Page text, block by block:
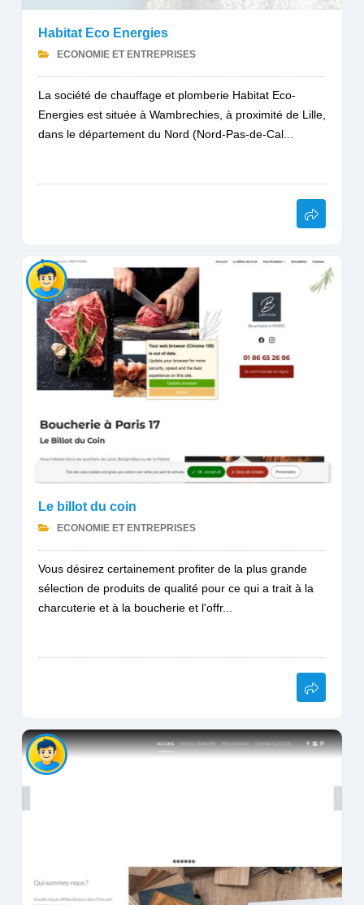
Habitat Eco Energies
ECONOMIE ET ENTREPRISES
La société de chauffage et plomberie Habitat Eco-
Energies est située à Wambrechies, à proximité de Lille,
dans le département du Nord (Nord-Pas-de-Cal...
Le billot du coin
ECONOMIE ET ENTREPRISES
Vous désirez certainement profiter de la plus grande
sélection de produits de qualité pour ce qui a trait à la
charcuterie et à la boucherie et l'offr...